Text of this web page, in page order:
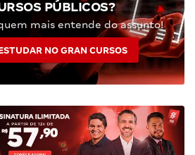
PÚBLICOS?
mais entende do assunto!
NO GRAN CURSOS